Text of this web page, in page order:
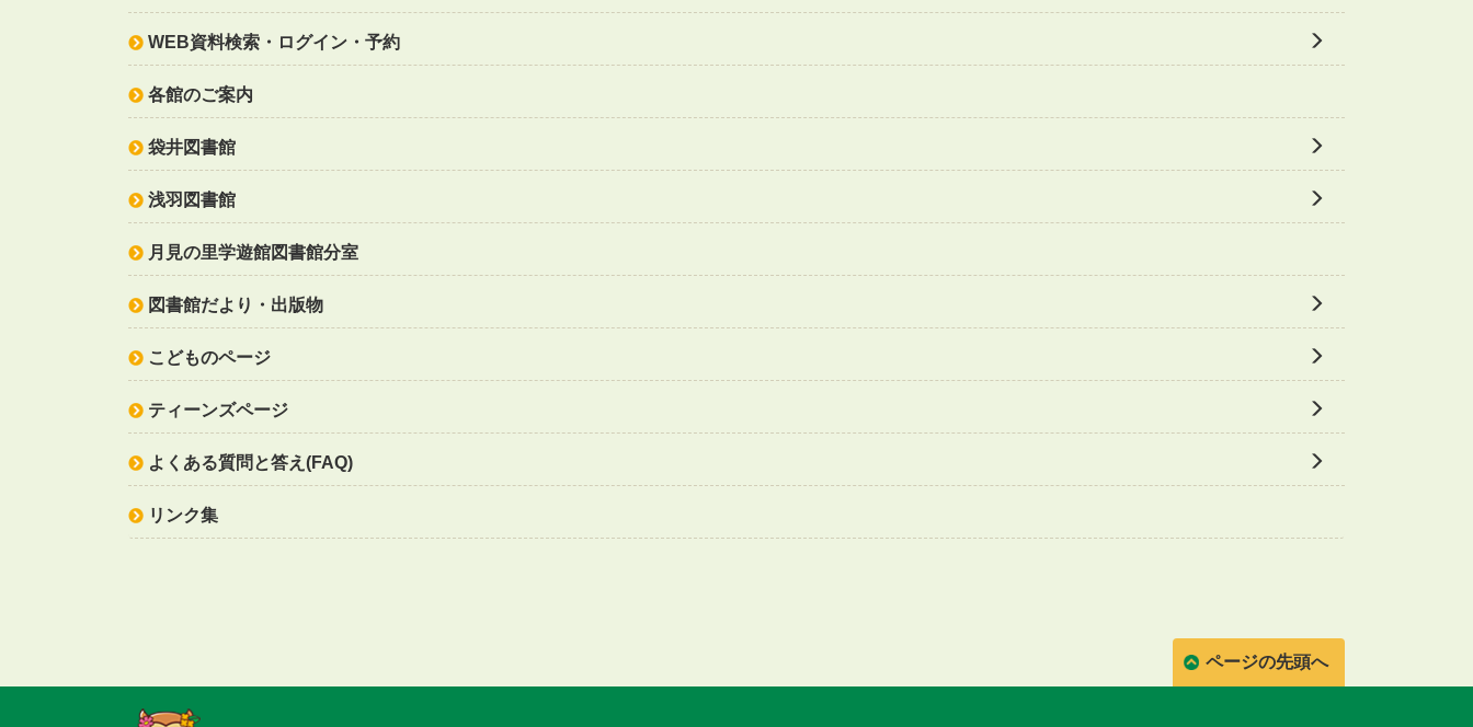
WEB資料検索・ログイン・予約
各館のご案内
袋井図書館
浅羽図書館
月見の里学遊館図書館分室
図書館だより・出版物
こどものページ
ティーンズページ
よくある質問と答え(FAQ)
リンク集
ページの先頭へ